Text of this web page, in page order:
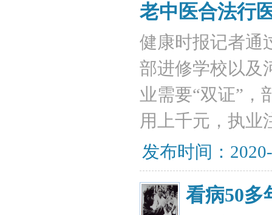
老中医合法行
健康时报记者通
部进修学校以及
业需要“双证”，
用上千元，执业
发布时间：
看病50多